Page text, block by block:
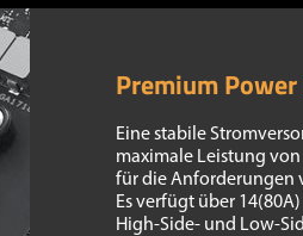
Premium
Eine stabile
maximale Leistung
für die Anforderungen
Es verfügt über
High-Side- und Low-